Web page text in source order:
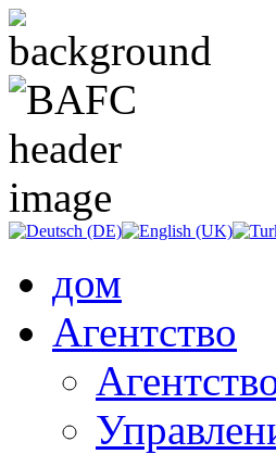
дом
Агентство